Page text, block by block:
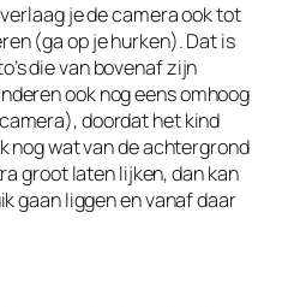
je de camera ook tot
(ga op je hurken). Dat is
die van bovenaf zijn
ook nog eens omhoog
doordat het kind
nog wat van de achtergrond
groot laten lijken, dan kan
gaan liggen en vanaf daar